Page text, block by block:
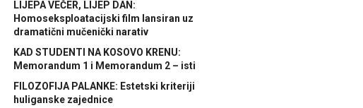
LIJEPA VEČER, LIJEP DAN:
Homoseksploatacijski film lansiran uz
dramatični mučenički narativ
KAD STUDENTI NA KOSOVO KRENU:
Memorandum 1 i Memorandum 2 – isti
FILOZOFIJA PALANKE: Estetski kriteriji
huliganske zajednice